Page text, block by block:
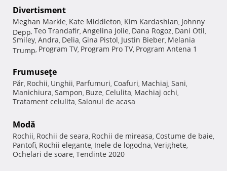
Divertisment
Meghan Markle, Kate Middleton, Kim Kardashian, Johnny
Depp, Teo Trandafir, Angelina Jolie, Dana Rogoz, Dani Otil,
Smiley, Andra, Delia, Gina Pistol, Justin Bieber, Melania
Trump, Program TV, Program Pro TV, Program Antena 1
Frumuseţe
Păr, Rochii, Unghii, Parfumuri, Coafuri, Machiaj, Sani,
Manichiura, Sampon, Buze, Celulita, Machiaj ochi,
Tratament celulita, Salonul de acasa
Modă
Rochii, Rochii de seara, Rochii de mireasa, Costume de baie,
Pantofi, Rochii elegante, Inele de logodna, Verighete,
Ochelari de soare, Tendinte 2020